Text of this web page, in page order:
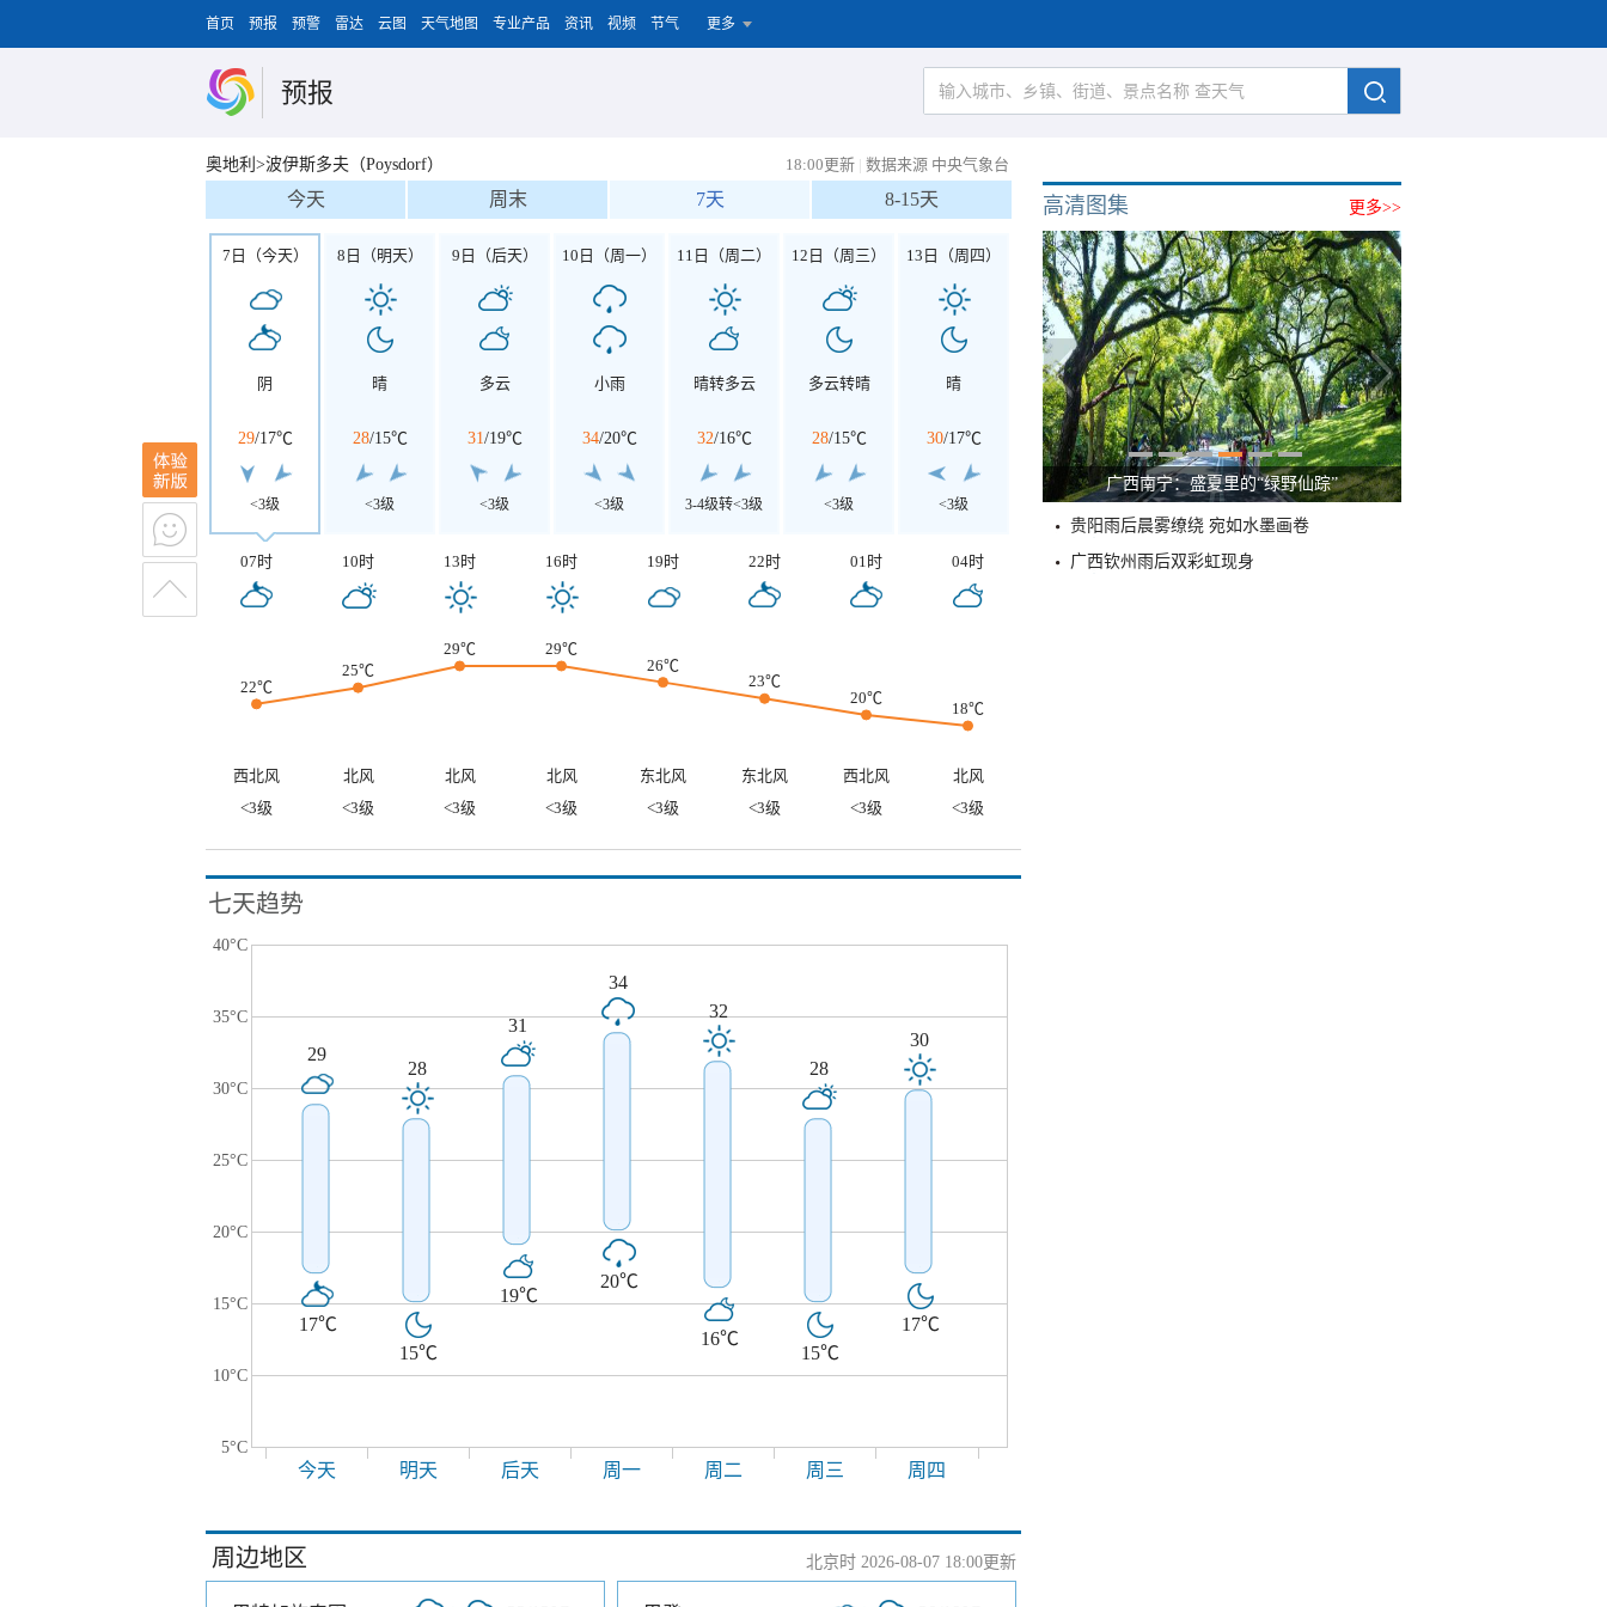
首页 预报 预警 雷达 云图 天气地图 专业产品 资讯 视频 节气 更多
预报
奥地利>波伊斯多夫（Poysdorf） 18:00更新 | 数据来源 中央气象台
今天 周末 7天 8-15天
7日（今天）
阴
29/17℃
<3级
8日（明天）
晴
28/15℃
<3级
9日（后天）
多云
31/19℃
<3级
10日（周一）
小雨
34/20℃
<3级
11日（周二）
晴转多云
32/16℃
3-4级转<3级
12日（周三）
多云转晴
28/15℃
<3级
13日（周四）
晴
30/17℃
<3级
07时 10时 13时 16时 19时 22时 01时 04时
22℃
25℃
29℃
29℃
26℃
23℃
20℃
18℃
西北风 北风 北风 北风 东北风 东北风 西北风
北风
<3级
<3级 <3级 <3级 <3级 <3级 <3级 <3级
七天趋势
40°C
35°C
30°C
25°C
20°C
15°C
10°C
5°C
29
17℃
28
15℃
31
19℃
34
20℃
32
16℃
28
15℃
30
17℃
今天 明天 后天 周一 周二 周三 周四
周边地区 北京时 2026-08-07 18:00更新
更多>>
高清图集
广西南宁：盛夏里的“绿野仙踪”
贵阳雨后晨雾缭绕 宛如水墨画卷
广西钦州雨后双彩虹现身